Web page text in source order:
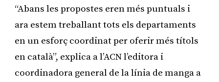
“Abans les propostes eren més puntuals i
ara estem treballant tots els departaments
en un esforç coordinat per oferir més títols
en català”, explica a l’ACN l’editora i
coordinadora general de la línia de manga a